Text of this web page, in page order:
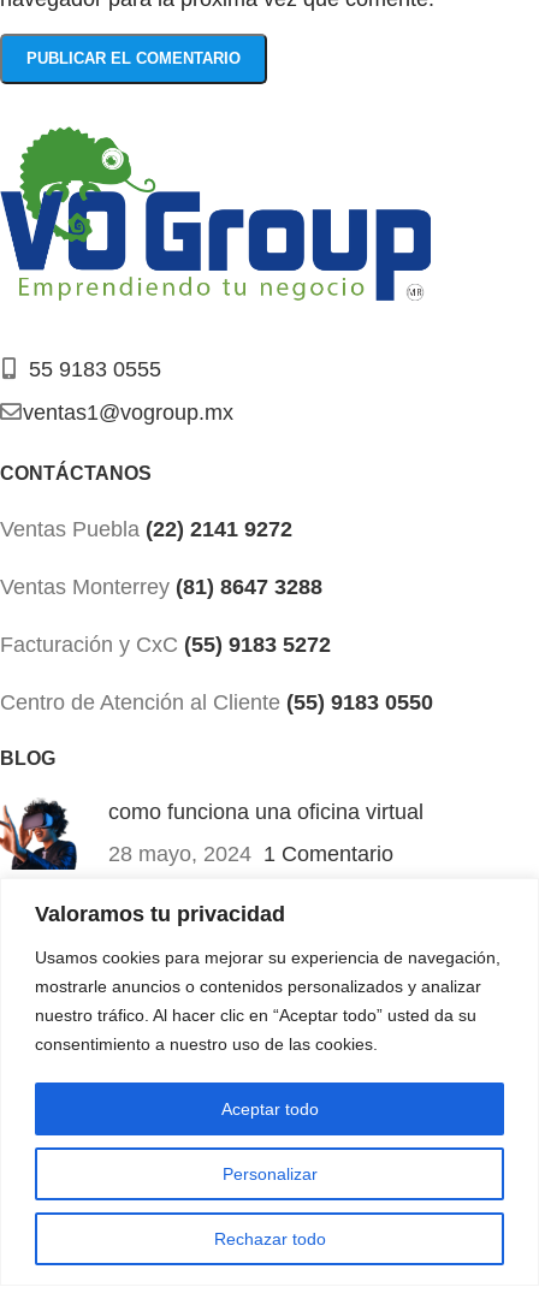
Valoramos tu privacidad
Usamos cookies para mejorar su experiencia de navegación,
mostrarle anuncios o contenidos personalizados y analizar
nuestro tráfico. Al hacer clic en “Aceptar todo” usted da su
consentimiento a nuestro uso de las cookies.
Personalizar
Rechazar todo
Aceptar todo
55 9183 0555
ventas1@vogroup.mx
CONTÁCTANOS
Ventas Puebla (22) 2141 9272
Ventas Monterrey (81) 8647 3288
Facturación y CxC (55) 9183 5272
Centro de Atención al Cliente (55) 9183 0550
BLOG
como funciona una oficina virtual
28 mayo, 2024 1 Comentario
Pruebas Psicométricas ¿Son necesarias?
4 noviembre, 2023 1 Comentario
MÁS INFORMACIÓN
Aviso de Privacidad
VO Group . Todos lo derechos reservados desde 2008
Paquetes